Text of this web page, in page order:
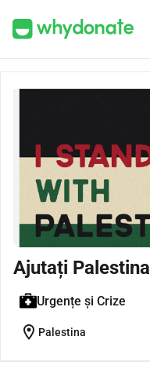
Ajutați Palestina
Urgențe și Crize
location_on Palestina